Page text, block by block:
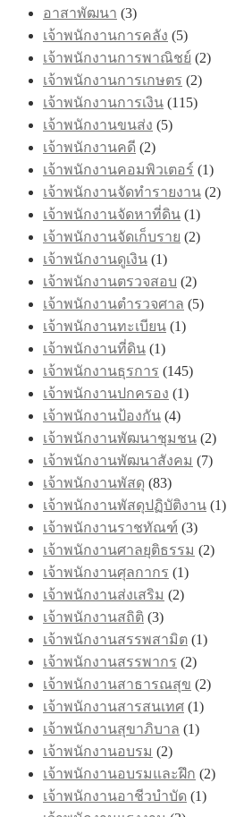
อาสาพัฒนา (3)
เจ้าพนักงานการคลัง (5)
เจ้าพนักงานการพาณิชย์ (2)
เจ้าพนักงานการเกษตร (2)
เจ้าพนักงานการเงิน (115)
เจ้าพนักงานขนส่ง (5)
เจ้าพนักงานคดี (2)
เจ้าพนักงานคอมพิวเตอร์ (1)
เจ้าพนักงานจัดทำรายงาน (2)
เจ้าพนักงานจัดหาที่ดิน (1)
เจ้าพนักงานจัดเก็บราย (2)
เจ้าพนักงานดูเงิน (1)
เจ้าพนักงานตรวจสอบ (2)
เจ้าพนักงานตำรวจศาล (5)
เจ้าพนักงานทะเบียน (1)
เจ้าพนักงานที่ดิน (1)
เจ้าพนักงานธุรการ (145)
เจ้าพนักงานปกครอง (1)
เจ้าพนักงานป้องกัน (4)
เจ้าพนักงานพัฒนาชุมชน (2)
เจ้าพนักงานพัฒนาสังคม (7)
เจ้าพนักงานพัสดุ (83)
เจ้าพนักงานพัสดุปฏิบัติงาน (1)
เจ้าพนักงานราชทัณฑ์ (3)
เจ้าพนักงานศาลยุติธรรม (2)
เจ้าพนักงานศุลกากร (1)
เจ้าพนักงานส่งเสริม (2)
เจ้าพนักงานสถิติ (3)
เจ้าพนักงานสรรพสามิต (1)
เจ้าพนักงานสรรพากร (2)
เจ้าพนักงานสาธารณสุข (2)
เจ้าพนักงานสารสนเทศ (1)
เจ้าพนักงานสุขาภิบาล (1)
เจ้าพนักงานอบรม (2)
เจ้าพนักงานอบรมและฝึก (2)
เจ้าพนักงานอาชีวบำบัด (1)